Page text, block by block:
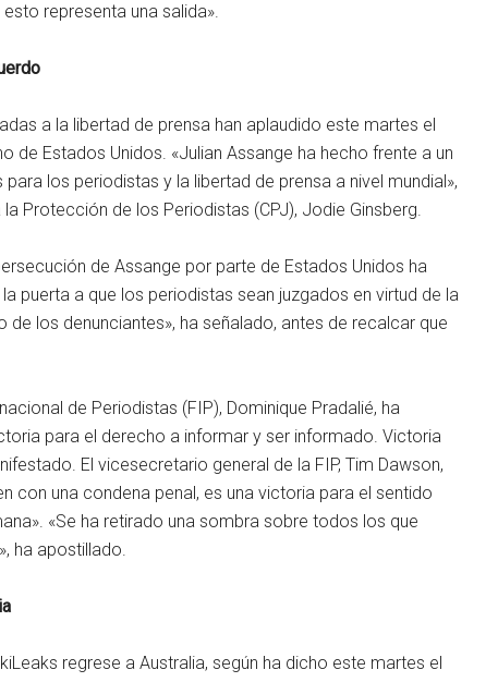
representa una salida».
a la libertad de prensa han aplaudido este martes el
de Estados Unidos. «Julian Assange ha hecho frente a un
los periodistas y la libertad de prensa a nivel mundial»,
Protección de los Periodistas (CPJ), Jodie Ginsberg.
de Assange por parte de Estados Unidos ha
puerta a que los periodistas sean juzgados en virtud de la
los denunciantes», ha señalado, antes de recalcar que
de Periodistas (FIP), Dominique Pradalié, ha
para el derecho a informar y ser informado. Victoria
El vicesecretario general de la FIP, Tim Dawson,
con una condena penal, es una victoria para el sentido
«Se ha retirado una sombra sobre todos los que
ha apostillado.
regrese a Australia, según ha dicho este martes el